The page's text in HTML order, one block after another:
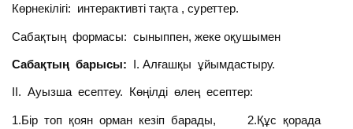
Көрнекілігі: интерактивті тақта , суреттер.
Сабақтың формасы: сыныппен, жеке оқушымен
Сабақтың барысы: І. Алғашқы ұйымдастыру.
ІІ. Ауызша есептеу. Көңілді өлең есептер:
1.Бір топ қоян орман кезіп барады, 2.Құс қорада